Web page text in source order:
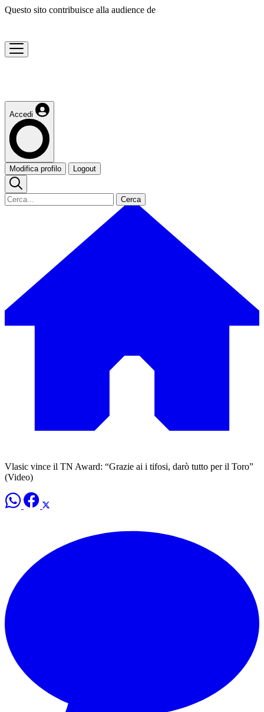
Questo sito contribuisce alla audience de
Accedi
Modifica profilo Logout
Cerca
Vlasic vince il TN Award: “Grazie ai i tifosi, darò tutto per il Toro”
(Video)